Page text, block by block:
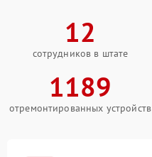
12
сотрудников в штате
1189
отремонтированных устройств